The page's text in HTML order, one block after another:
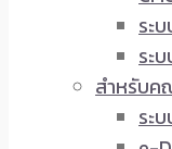
ระ
ระ
สำหรับค
ระ